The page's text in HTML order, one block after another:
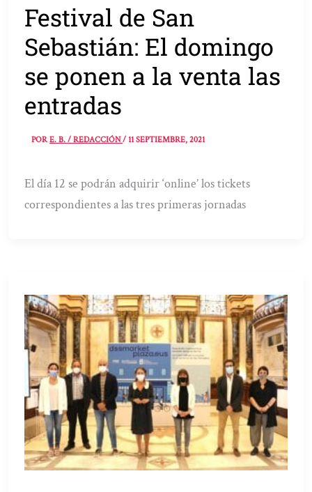
Festival de San
Sebastián: El domingo
se ponen a la venta las
entradas
PORE. B. / REDACCIÓN/11 SEPTIEMBRE, 2021
El día 12 se podrán adquirir ‘online’ los tickets
correspondientes a las tres primeras jornadas